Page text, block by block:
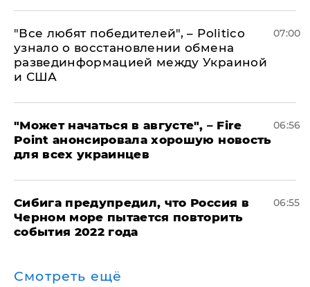
​"Все любят победителей", – Politico
узнало о восстановлении обмена
развединформацией между Украиной
и США
07:00
"Может начаться в августе", – Fire
Point анонсировала хорошую новость
для всех украинцев
06:56
Сибига предупредил, что Россия в
Черном море пытается повторить
события 2022 года
06:55
Смотреть ещё